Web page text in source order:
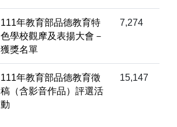
111年教育部品德教育特
色學校觀摩及表揚大會－
獲獎名單
7,274
111年教育部品德教育徵
稿（含影音作品）評選活
動
15,147